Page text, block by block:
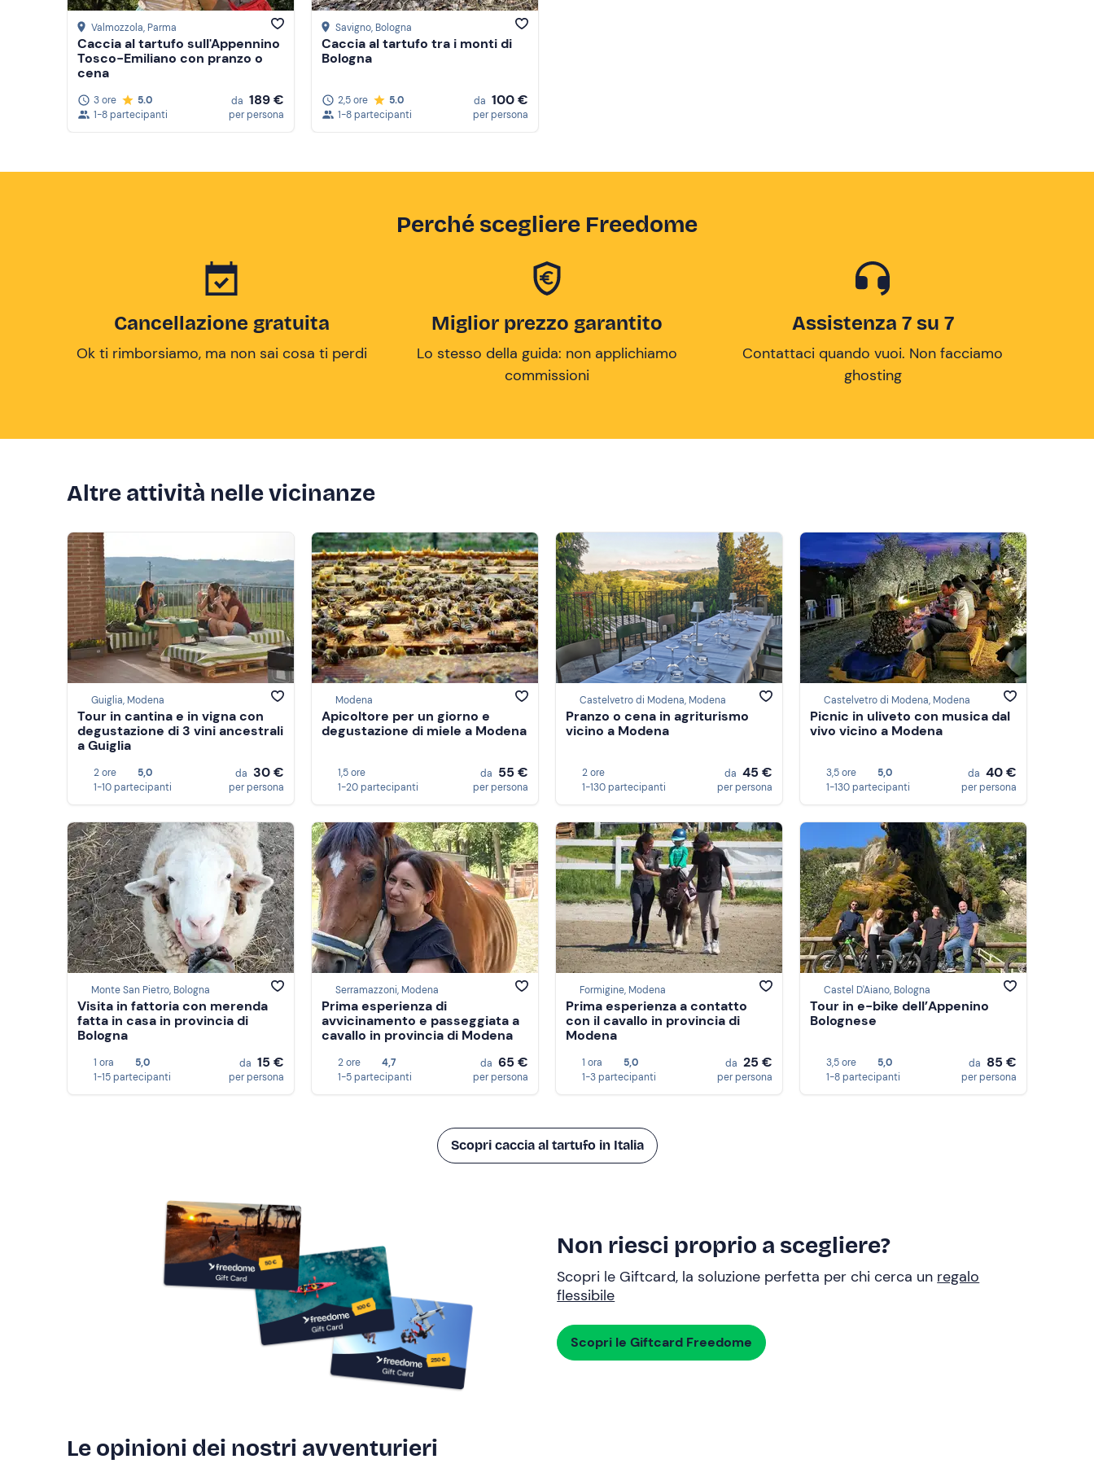
Valmozzola, Parma
Caccia al tartufo sull'Appennino
Tosco-Emiliano con pranzo o
cena
3 ore
5.0
1-8 partecipanti
da 189 €
per persona
Savigno, Bologna
Caccia al tartufo tra i monti di
Bologna
2,5 ore
5.0
1-8 partecipanti
da 100 €
per persona
Perché scegliere Freedome
Cancellazione gratuita
Ok ti rimborsiamo, ma non sai cosa ti perdi
Miglior prezzo garantito
Lo stesso della guida: non applichiamo
commissioni
Assistenza 7 su 7
Contattaci quando vuoi. Non facciamo
ghosting
Altre attività nelle vicinanze
Guiglia, Modena
Tour in cantina e in vigna con
degustazione di 3 vini ancestrali
a Guiglia
2 ore
5,0
1-10 partecipanti
da 30 €
per persona
Modena
Apicoltore per un giorno e
degustazione di miele a Modena
1,5 ore
1-20 partecipanti
da 55 €
per persona
Castelvetro di Modena, Modena
Pranzo o cena in agriturismo
vicino a Modena
2 ore
1-130 partecipanti
da 45 €
per persona
Castelvetro di Modena, Modena
Picnic in uliveto con musica dal
vivo vicino a Modena
3,5 ore
5,0
1-130 partecipanti
da 40 €
per persona
Monte San Pietro, Bologna
Visita in fattoria con merenda
fatta in casa in provincia di
Bologna
1 ora
5,0
1-15 partecipanti
da 15 €
per persona
Serramazzoni, Modena
Prima esperienza di
avvicinamento e passeggiata a
cavallo in provincia di Modena
2 ore
4,7
1-5 partecipanti
da 65 €
per persona
Formigine, Modena
Prima esperienza a contatto
con il cavallo in provincia di
Modena
1 ora
5,0
1-3 partecipanti
da 25 €
per persona
Castel D'Aiano, Bologna
Tour in e-bike dell’Appenino
Bolognese
3,5 ore
5,0
1-8 partecipanti
da 85 €
per persona
Scopri caccia al tartufo in Italia
Non riesci proprio a scegliere?
Scopri le Giftcard, la soluzione perfetta per chi cerca un regalo
flessibile
Scopri le Giftcard Freedome
Le opinioni dei nostri avventurieri